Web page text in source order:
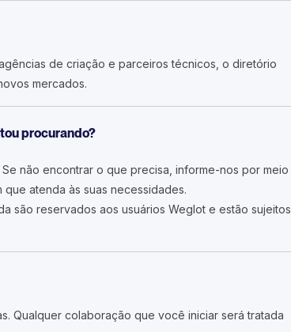
de criação e parceiros técnicos, o diretório
mercados.
procurando?
não encontrar o que precisa, informe-nos por meio
atenda às suas necessidades.
são reservados aos usuários Weglot e estão sujeitos
Qualquer colaboração que você iniciar será tratada